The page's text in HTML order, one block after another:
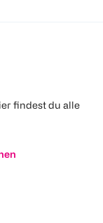
findest du alle